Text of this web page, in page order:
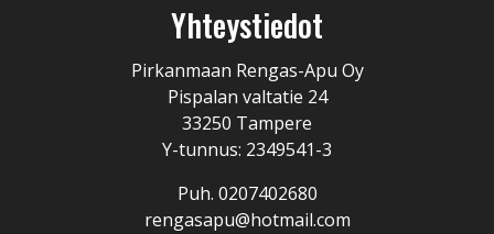
Yhteystiedot
Pirkanmaan Rengas-Apu Oy
Pispalan valtatie 24
33250 Tampere
Y-tunnus: 2349541-3
Puh. 0207402680
rengasapu@hotmail.com